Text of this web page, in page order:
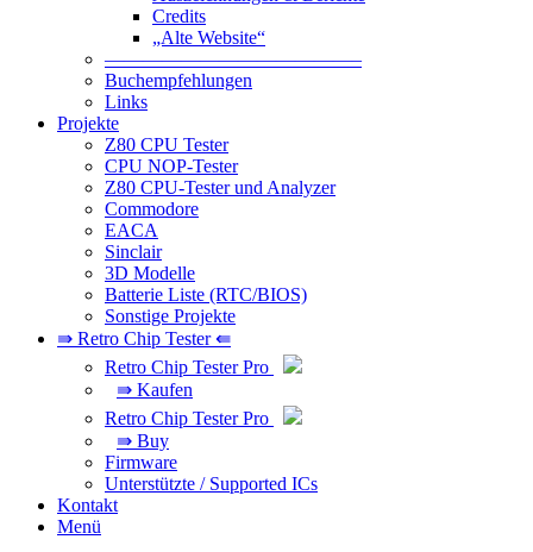
Credits
„Alte Website“
—————————————–
Buchempfehlungen
Links
Projekte
Z80 CPU Tester
CPU NOP-Tester
Z80 CPU-Tester und Analyzer
Commodore
EACA
Sinclair
3D Modelle
Batterie Liste (RTC/BIOS)
Sonstige Projekte
⇛ Retro Chip Tester ⇚
Retro Chip Tester Pro
⇛ Kaufen
Retro Chip Tester Pro
⇛ Buy
Firmware
Unterstützte / Supported ICs
Kontakt
Menü